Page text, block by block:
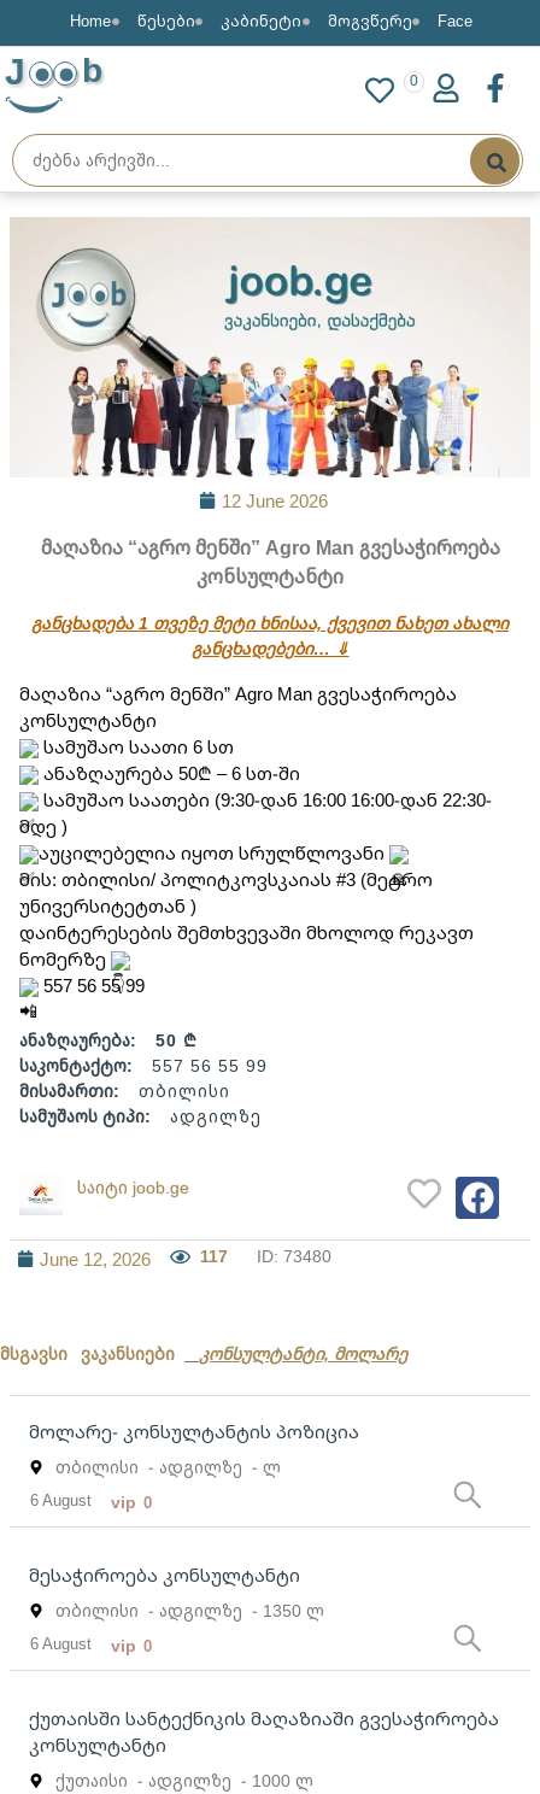
Home წესები კაბინეტი მოგვწერე Face
J b 0
12 June 2026
მაღაზია “აგრო მენში” Agro Man გვესაჭიროება
კონსულტანტი
განცხადება 1 თვეზე მეტი ხნისაა, ქვევით ნახეთ ახალი
განცხადებები… ⇓
მაღაზია “აგრო მენში” Agro Man გვესაჭიროება
კონსულტანტი
სამუშაო საათი 6 სთ
ანაზღაურება 50₾ – 6 სთ-ში
სამუშაო საათები (9:30-დან 16:00 16:00-დან 22:30-
მდე )
აუცილებელია იყოთ სრულწლოვანი
მის: თბილისი/ პოლიტკოვსკაიას #3 (მეტრო
უნივერსიტეტთან )
დაინტერესების შემთხვევაში მხოლოდ რეკავთ
ნომერზე
557 56 55 99
ანაზღაურება:
50 ₾
საკონტაქტო:
557 56 55 99
მისამართი:
თბილისი
სამუშაოს ტიპი:
ადგილზე
საიტი joob.ge
June 12, 2026 117 ID: 73480
მსგავსი ვაკანსიები კონსულტანტი, მოლარე
მოლარე- კონსულტანტის პოზიცია
თბილისი - ადგილზე - ლ
6 August vip 0
მესაჭიროება კონსულტანტი
თბილისი - ადგილზე - 1350 ლ
6 August vip 0
ქუთაისში სანტექნიკის მაღაზიაში გვესაჭიროება
კონსულტანტი
ქუთაისი - ადგილზე - 1000 ლ